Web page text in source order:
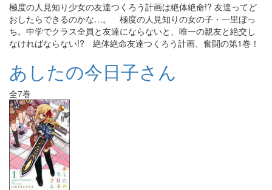
極度の人見知り少女の友達つくろう計画は絶体絶命!? 友達ってど
おしたらできるのかな…。 極度の人見知りの女の子・一里ぼっ
ち。中学でクラス全員と友達にならないと、唯一の親友と絶交し
なければならない!? 絶体絶命友達つくろう計画、奮闘の第1巻！
あしたの今日子さん
全7巻